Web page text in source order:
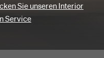
Sie unseren Interior
Service